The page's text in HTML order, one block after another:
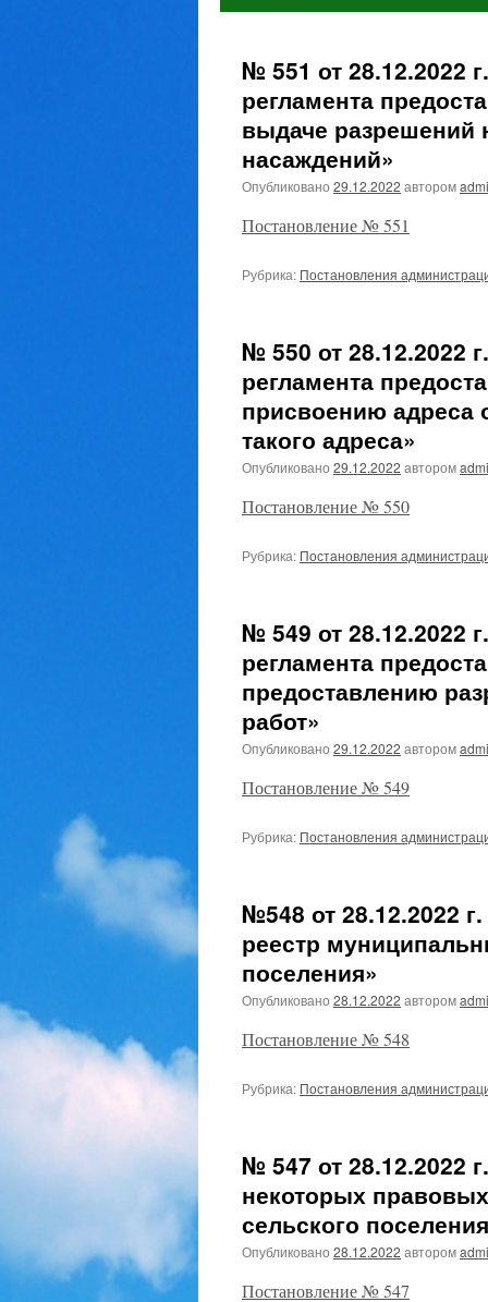
№ 551 от 28.12.2022
регламента
выдаче разрешений
насаждений»
Опубликовано 29.12.2022 автором
Постановление № 551
Рубрика: Постановления
№ 550 от 28.12.2022
регламента
присвоению адреса
такого адреса»
Опубликовано 29.12.2022 автором
Постановление № 550
Рубрика: Постановления
№ 549 от 28.12.2022
регламента
предоставлению
работ»
Опубликовано 29.12.2022 автором
Постановление № 549
Рубрика: Постановления
№548 от 28.12.2022
реестр
поселения»
Опубликовано 28.12.2022 автором
Постановление № 548
Рубрика: Постановления
№ 547 от 28.12.2022
некоторых
сельского
Опубликовано 28.12.2022 автором
Постановление № 547